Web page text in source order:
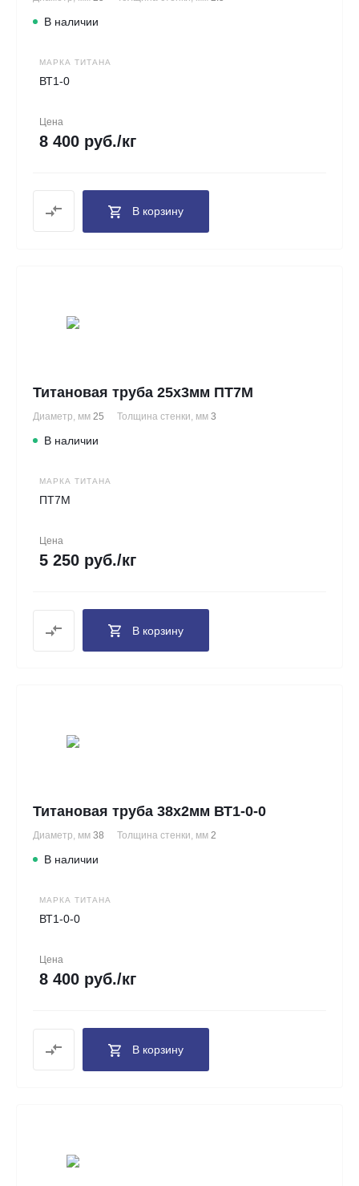
В наличии
МАРКА ТИТАНА
ВТ1-0
Цена
8 400 руб./кг
В корзину
Титановая труба 25х3мм ПТ7М
Диаметр, мм 25 Толщина стенки, мм 3
В наличии
МАРКА ТИТАНА
ПТ7М
Цена
5 250 руб./кг
В корзину
Титановая труба 38х2мм ВТ1-0-0
Диаметр, мм 38 Толщина стенки, мм 2
В наличии
МАРКА ТИТАНА
ВТ1-0-0
Цена
8 400 руб./кг
В корзину